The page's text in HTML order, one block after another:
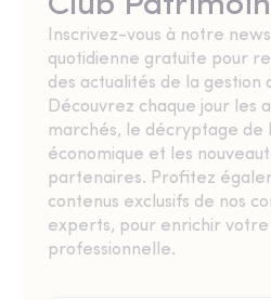
Inscrivez-vous à notre
quotidienne gratuite pour
des actualités de la gestion
Découvrez chaque jour les
marchés, le décryptage de
économique et les
partenaires. Profitez
contenus exclusifs de nos
experts, pour enrichir votre
professionnelle.